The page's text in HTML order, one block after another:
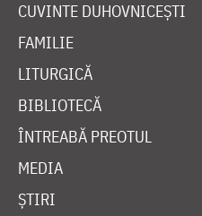
CUVINTE DUHOVNICEȘTI
FAMILIE
LITURGICĂ
BIBLIOTECĂ
ÎNTREABĂ PREOTUL
MEDIA
ȘTIRI